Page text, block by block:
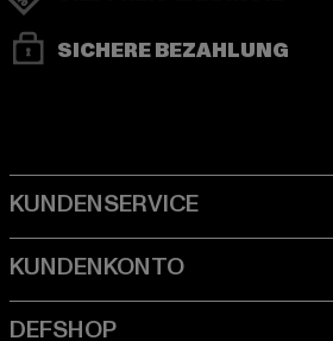
SICHERE BEZAHLUNG